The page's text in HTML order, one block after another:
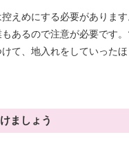
控えめにする必要がありま
あるので注意が必要です
て、地入れをしていった
ましょう